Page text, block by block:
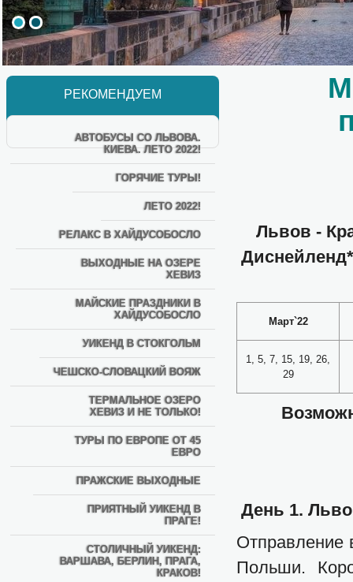
РЕКОМЕНДУЕМ
АВТОБУСЫ СО ЛЬВОВА.
КИЕВА. ЛЕТО 2022!
ГОРЯЧИЕ ТУРЫ!
ЛЕТО 2022!
РЕЛАКС В ХАЙДУСОБОСЛО
ВЫХОДНЫЕ НА ОЗЕРЕ
ХЕВИЗ
МАЙСКИЕ ПРАЗДНИКИ В
ХАЙДУСОБОСЛО
УИКЕНД В СТОКГОЛЬМ
ЧЕШСКО-СЛОВАЦКИЙ ВОЯЖ
ТЕРМАЛЬНОЕ ОЗЕРО
ХЕВИЗ И НЕ ТОЛЬКО!
ТУРЫ ПО ЕВРОПЕ ОТ 45
ЕВРО
ПРАЖСКИЕ ВЫХОДНЫЕ
ПРИЯТНЫЙ УИКЕНД В
ПРАГЕ!
СТОЛИЧНЫЙ УИКЕНД:
ВАРШАВА, БЕРЛИН, ПРАГА,
КРАКОВ!
Львов -
Март`22
1, 5, 7, 15, 19, 26,
29
День 1.
Отправление
Польши.